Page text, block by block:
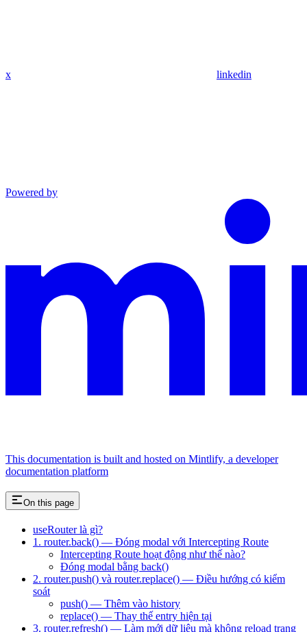
x linkedin
Powered by
This documentation is built and hosted on Mintlify, a developer
documentation platform
On this page
useRouter là gì?
1. router.back() — Đóng modal với Intercepting Route
Intercepting Route hoạt động như thế nào?
Đóng modal bằng back()
2. router.push() và router.replace() — Điều hướng có kiểm
soát
push() — Thêm vào history
replace() — Thay thế entry hiện tại
3. router.refresh() — Làm mới dữ liệu mà không reload trang